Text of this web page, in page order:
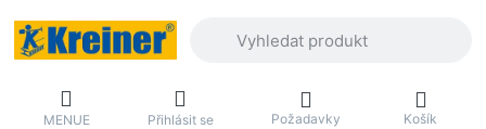
MENUE Přihlásit se Požadavky Košík